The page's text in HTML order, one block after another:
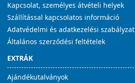
Kapcsolat, személyes átvételi helyek
Szállítással kapcsolatos információ
Adatvédelmi és adatkezelési szabályzat
Általános szerződési feltételek
EXTRÁK
Ajándékutalványok